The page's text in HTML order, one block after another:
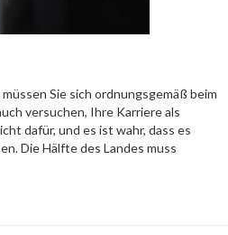
Sie sich ordnungsgemäß beim
versuchen, Ihre Karriere als
dafür, und es ist wahr, dass es
Die Hälfte des Landes muss